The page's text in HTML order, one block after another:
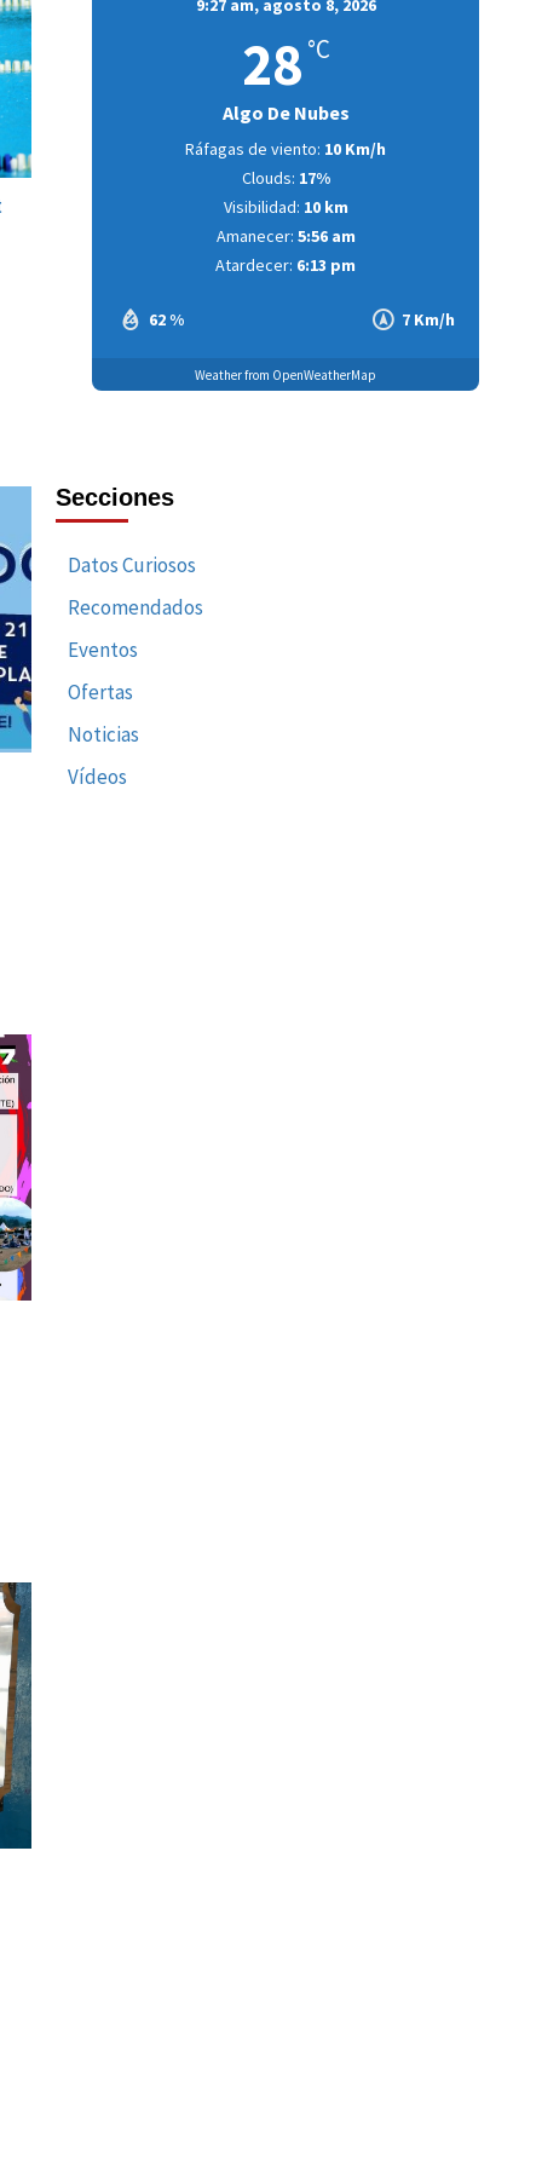
La Navegación del Alto
Magdalena
9:27 am, agosto 8, 2026
28 °C
Algo De Nubes
62 % 7 Km/h
Ráfagas de viento: 10 Km/h
Clouds: 17%
Visibilidad: 10 km
Amanecer: 5:56 am
Atardecer: 6:13 pm
Weather from OpenWeatherMap
Secciones
Datos Curiosos
Recomendados
Eventos
Ofertas
Noticias
Vídeos